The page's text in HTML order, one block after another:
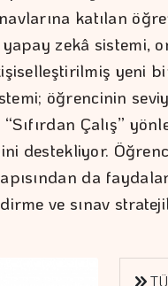
katılan
yapay zekâ sistemi,
yeni
öğrencinin
Çalış”
destekliyor.
da
ve sınav